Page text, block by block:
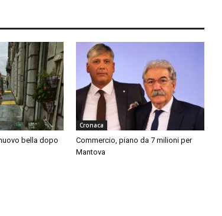
bella dopo
Cronaca
Commercio, piano da 7 milioni per
Mantova